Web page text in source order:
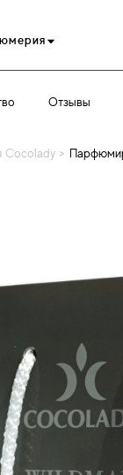
Отзывы
Cocolady >